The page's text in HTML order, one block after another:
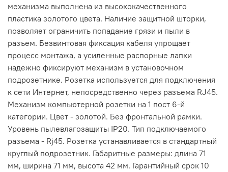
механизма выполнена из высококачественного
пластика золотого цвета. Наличие защитной шторки,
позволяет ограничить попадание грязи и пыли в
разъем. Безвинтовая фиксация кабеля упрощает
процесс монтажа, а усиленные распорные лапки
надежно фиксируют механизм в установочном
подрозетнике. Розетка используется для подключения
к сети Интернет, непосредственно через разъема RJ45.
Механизм компьютерной розетки на 1 пост 6-й
категории. Цвет - золотой. Без фронтальной рамки.
Уровень пылевлагозащиты IP20. Тип подключаемого
разъема - Rj45. Розетка устанавливается в стандартный
круглый подрозетник. Габаритные размеры: длина 71
мм, ширина 71 мм, высота 42 мм. Гарантийный срок 10